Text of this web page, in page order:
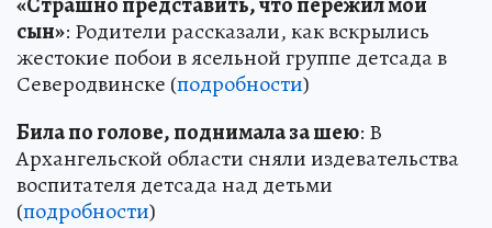
сын»: Родители рассказали, как вскрылись
жестокие побои в ясельной группе детсада в
Северодвинске (подробности)
Била по голове, поднимала за шею: В
Архангельской области сняли издевательства
воспитателя детсада над детьми
(подробности)